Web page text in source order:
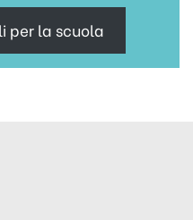
per la scuola